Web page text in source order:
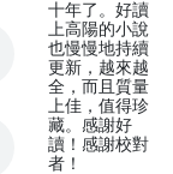
十年了。好讀
上高陽的小說
也慢慢地持續
更新，越來越
全，而且質量
上佳，值得珍
藏。感謝好
讀！感謝校對
者！